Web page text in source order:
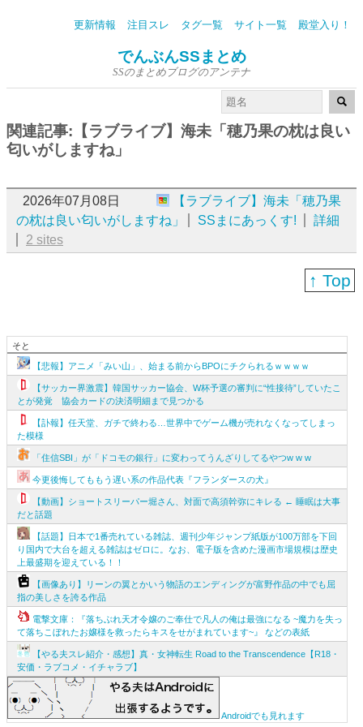
更新情報 注目スレ タグ一覧 サイト一覧 殿堂入り！
でんぶんSSまとめ
SSのまとめブログのアンテナ
関連記事:【ラブライブ】海未「穂乃果の枕は良い
匂いがしますね」
2026年07月08日
【ラブライブ】海未「穂乃果
の枕は良い匂いがしますね」
SSまにあっくす!
詳細
2 sites
↑ Top
そと
【悲報】アニメ「みい山」、始まる前からBPOにチクられるｗｗｗｗ
【サッカー界激震】韓国サッカー協会、W杯予選の審判に“性接待”していたこ
とが発覚 協会カードの決済明細まで見つかる
【訃報】任天堂、ガチで終わる…世界中でゲーム機が売れなくなってしまっ
た模様
「住信SBI」が「ドコモの銀行」に変わってうんざりしてるやつw w w
今更後悔してももう遅い系の作品代表『フランダースの犬』
【動画】ショートスリーパー堀さん、対面で高須幹弥にキレる ← 睡眠は大事
だと話題
【話題】日本で1番売れている雑誌、週刊少年ジャンプ紙版が100万部を下回
り国内で大台を超える雑誌はゼロに。なお、電子版を含めた漫画市場規模は歴史
上最盛期を迎えている！！
【画像あり】リーンの翼とかいう物語のエンディングが富野作品の中でも屈
指の美しさを誇る作品
電撃文庫：『落ちぶれ天才令嬢のご奉仕で凡人の俺は最強になる ~魔力を失っ
て落ちこぼれたお嬢様を救ったらキスをせがまれています~』 などの表紙
【やる夫スレ紹介・感想】真・女神転生 Road to the Transcendence【R18・
安価・ラブコメ・イチャラブ】
Androidでも見れます